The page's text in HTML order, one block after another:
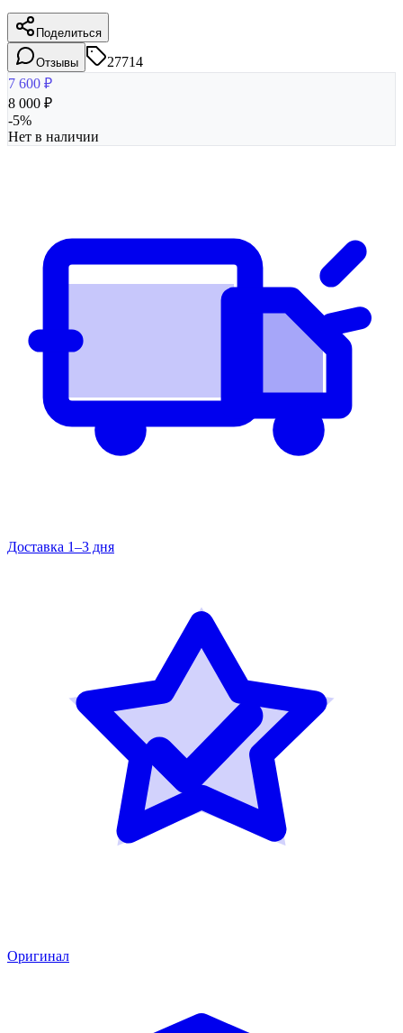
Поделиться
Отзывы
27714
7 600 ₽
8 000 ₽
-5%
Нет в наличии
Доставка 1–3 дня
Оригинал